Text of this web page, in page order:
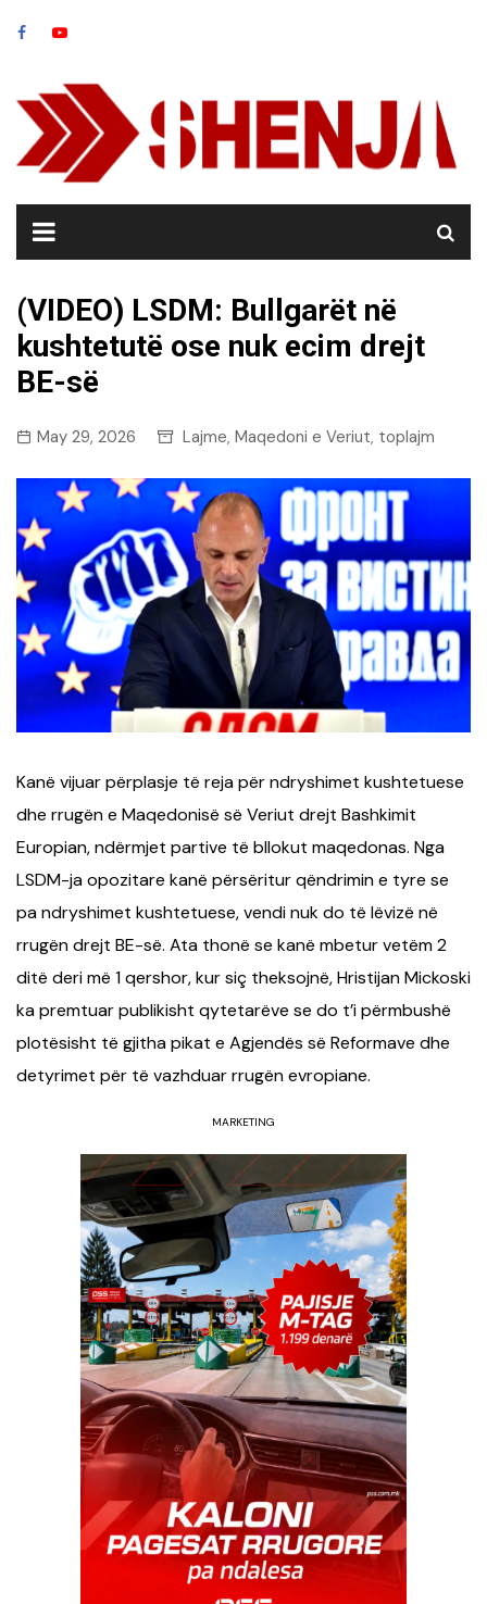
(VIDEO) LSDM: Bullgarët në
kushtetutë ose nuk ecim drejt
BE-së
May 29, 2026 Lajme, Maqedoni e Veriut, toplajm
Kanë vijuar përplasje të reja për ndryshimet kushtetuese
dhe rrugën e Maqedonisë së Veriut drejt Bashkimit
Europian, ndërmjet partive të bllokut maqedonas. Nga
LSDM-ja opozitare kanë përsëritur qëndrimin e tyre se
pa ndryshimet kushtetuese, vendi nuk do të lëvizë në
rrugën drejt BE-së. Ata thonë se kanë mbetur vetëm 2
ditë deri më 1 qershor, kur siç theksojnë, Hristijan Mickoski
ka premtuar publikisht qytetarëve se do t’i përmbushë
plotësisht të gjitha pikat e Agjendës së Reformave dhe
detyrimet për të vazhduar rrugën evropiane.
MARKETING